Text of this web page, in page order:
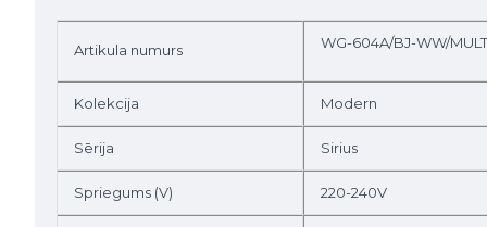
Artikula numurs WG-604A/BJ-WW/
Kolekcija Modern
Sērija Sirius
Spriegums (V) 220-240V